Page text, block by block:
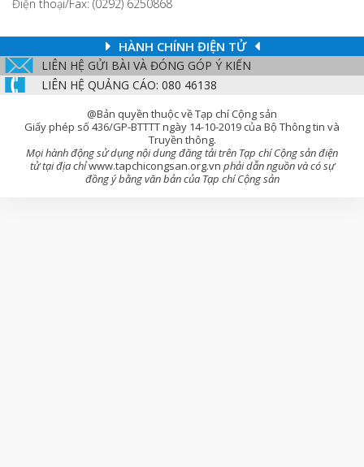
Điện thoại/Fax: (0292) 6250868
HÀNH CHÍNH ĐIỆN TỬ
LIÊN HỆ GỬI BÀI VÀ ĐÓNG GÓP Ý KIẾN
LIÊN HỆ QUẢNG CÁO: 080 46138
@Bản quyền thuộc về Tạp chí Cộng sản
Giấy phép số 436/GP-BTTTT ngày 14-10-2019 của Bộ Thông tin và
Truyền thông.
Mọi hành động sử dụng nội dung đăng tải trên Tạp chí Cộng sản điện
tử tại địa chỉwww.tapchicongsan.org.vn phải dẫn nguồn và có sự
đồng ý bằng văn bản của Tạp chí Cộng sản